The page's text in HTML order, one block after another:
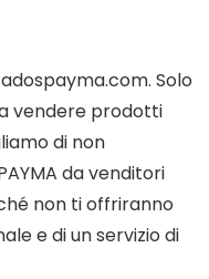
. Solo
vendere prodotti
di non
da venditori
non ti offriranno
e di un servizio di